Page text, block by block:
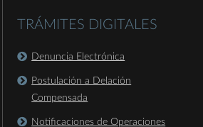
TRÁMITES DIGITALES
Denuncia Electrónica
Postulación a Delación
Compensada
Notificaciones de Operaciones